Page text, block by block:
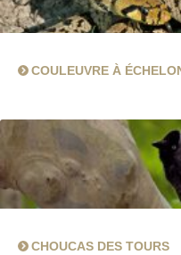
COULEUVRE À
CHOUCAS DES TOURS